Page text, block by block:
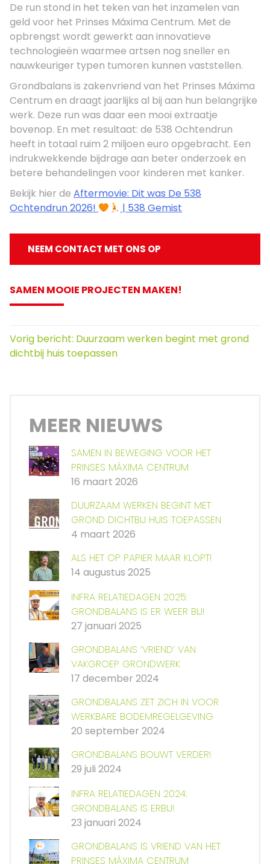
De run stond in het teken van het inzamelen van
geld voor het Prinses Máxima Centrum. Met de
opbrengst wordt gewerkt aan innovatieve
technologieën waarmee artsen nog sneller en
nauwkeuriger typen tumoren kunnen vaststellen.
Grondbalans is zakenvriend van het Prinses Máxima
Centrum en draagt jaarlijks al bij aan hun belangrijke
werk. Deze run was daar een mooi extraatje
bovenop. En met resultaat: de 538 Ochtendrun
heeft in totaal ruim 2 miljoen euro opgebracht. Een
indrukwekkende bijdrage aan beter onderzoek en
betere behandelingen voor kinderen met kanker.
Bekijk hier de Aftermovie: Dit was De 538
Ochtendrun 2026!
| 538 Gemist
NEEM CONTACT MET ONS OP
SAMEN MOOIE PROJECTEN MAKEN!
Vorig bericht: Duurzaam werken begint met grond
dichtbij huis toepassen
MEER NIEUWS
SAMEN IN BEWEGING VOOR HET
PRINSES MÁXIMA CENTRUM
16 maart 2026
DUURZAAM WERKEN BEGINT MET
GROND DICHTBIJ HUIS TOEPASSEN
4 maart 2026
ALS HET OP PAPIER MAAR KLOPT!
14 augustus 2025
INFRA RELATIEDAGEN 2025:
GRONDBALANS IS ER WEER BIJ!
27 januari 2025
GRONDBALANS ‘VRIEND’ VAN
VAKGROEP GRONDWERK
17 december 2024
GRONDBALANS ZET ZICH IN VOOR
WERKBARE BODEMREGELGEVING
20 september 2024
GRONDBALANS BOUWT VERDER!
29 juli 2024
INFRA RELATIEDAGEN 2024:
GRONDBALANS IS ERBIJ!
23 januari 2024
GRONDBALANS IS VRIEND VAN HET
PRINSES MÁXIMA CENTRUM